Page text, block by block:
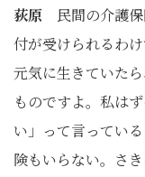
荻原 民間の介護
付が受けられるわ
元気に生きていた
ものですよ。私は
い」って言ってい
険もいらない。さ